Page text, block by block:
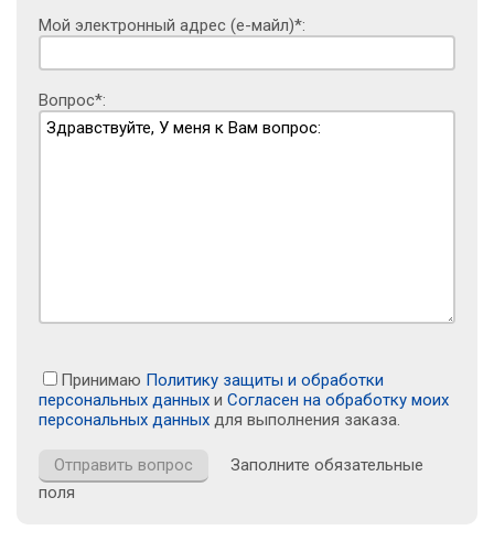
Мой электронный адрес (е-майл)*:
Вопрос*:
Принимаю Политику защиты и обработки
персональных данных и Согласен на обработку моих
персональных данных для выполнения заказа.
Заполните обязательные
поля